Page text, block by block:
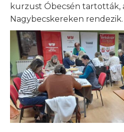
kurzust Óbecsén tartották,
Nagybecskereken rendezik.